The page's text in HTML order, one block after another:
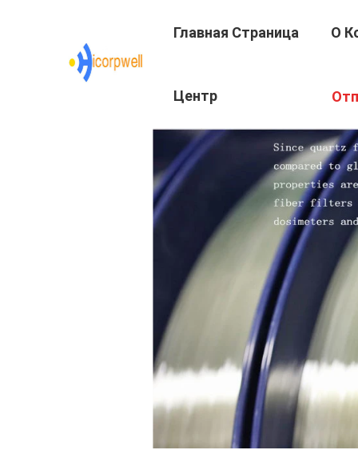
Главная Страница О
Центр
Подготовки